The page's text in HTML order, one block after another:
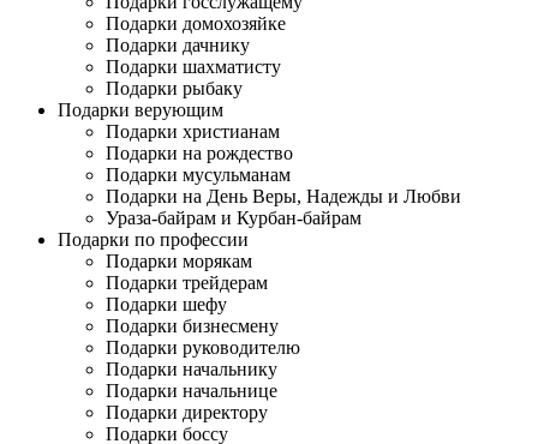
Подарки домохозяйке
Подарки дачнику
Подарки шахматисту
Подарки рыбаку
Подарки верующим
Подарки христианам
Подарки на рождество
Подарки мусульманам
Подарки на День Веры, Надежды и Любви
Ураза-байрам и Курбан-байрам
Подарки по профессии
Подарки морякам
Подарки трейдерам
Подарки шефу
Подарки бизнесмену
Подарки руководителю
Подарки начальнику
Подарки начальнице
Подарки директору
Подарки боссу